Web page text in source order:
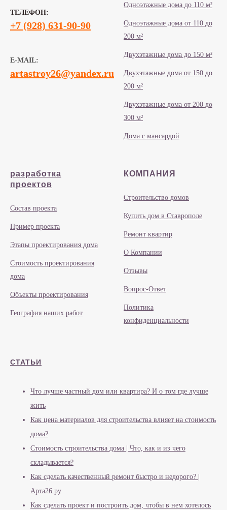
ТЕЛЕФОН:
+7 (928) 631-90-90
E-MAIL:
artastroy26@yandex.ru
Одноэтажные дома до 110 м²
Одноэтажные дома от 110 до
200 м²
Двухэтажные дома до 150 м²
Двухэтажные дома от 150 до
200 м²
Двухэтажные дома от 200 до
300 м²
Дома с мансардой
разработка
проектов
Состав проекта
Пример проекта
Этапы проектирования дома
Стоимость проектирования
дома
Объекты проектирования
География наших работ
КОМПАНИЯ
Строительство домов
Купить дом в Ставрополе
Ремонт квартир
О Компании
Отзывы
Вопрос-Ответ
Политика
конфиденциальности
СТАТЬИ
Что лучше частный дом или квартира? И о том где лучше
жить
Как цена материалов для строительства влияет на стоимость
дома?
Стоимость строительства дома | Что, как и из чего
складывается?
Как сделать качественный ремонт быстро и недорого? |
Арта26 ру
Как сделать проект и построить дом, чтобы в нем хотелось